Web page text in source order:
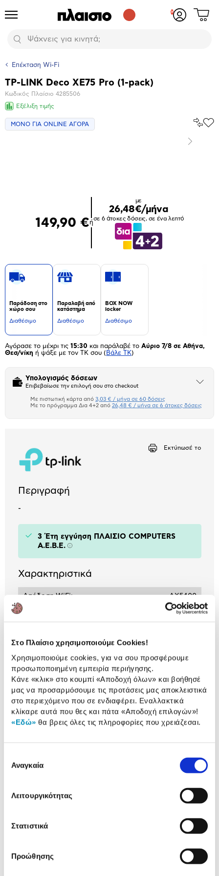
Στο Πλαίσιο χρησιμοποιούμε Cookies!
Χρησιμοποιούμε cookies, για να σου προσφέρουμε
προσωποποιημένη εμπειρία περιήγησης.
Κάνε «κλικ» στο κουμπί «Αποδοχή όλων» και βοήθησέ
μας να προσαρμόσουμε τις προτάσεις μας αποκλειστικά
στο περιεχόμενο που σε ενδιαφέρει. Εναλλακτικά
κλίκαρε αυτά που θες και πάτα «Αποδοχή επιλογών»!
«Εδώ» θα βρεις όλες τις πληροφορίες που χρειάζεσαι.
συγκατάθεσης
Αναγκαία
Λειτουργικότητας
Στατιστικά
Προώθησης
Προϊόντα
Αναζήτηση
Δες
Επέκταση Wi-Fi
Βασικά
χαρακτηριστικά
TP-LINK Deco XE75 Pro (1-pack)
Κωδικός Πλαίσιο 4285506
Εξέλιξη τιμής
ΜΟΝΟ ΓΙΑ ONLINE ΑΓΟΡΑ
Επόμενο
149,90 €ή
με
26,48€/μήνα
σε 6 άτοκες δόσεις, σε ένα λεπτό
Παράδοση στο
χώρο σου
Διαθέσιμο
Παραλαβή από
κατάστημα
Διαθέσιμο
BOX NOW
locker
Διαθέσιμο
Αγόρασε το μέχρι τις 15:30 και παράλαβέ το Αύριο 7/8 σε Αθήνα,
Θεσ/νίκη ή ψάξε με τον ΤΚ σου ( Βάλε ΤΚ)
Υπολογισμός δόσεων
Επιβεβαίωσε την επιλογή σου στο checkout
Άνοιξε
Πιστωτική κάρτα
Με πιστωτική κάρτα από 3,03 € / μήνα σε 60 δόσεις
Με το πρόγραμμα Δια 4+2 από 26,48 € / μήνα σε 6 άτοκες δόσεις
Εκτύπωσέ το
Περιγραφή
-
3 Έτη εγγύηση ΠΛΑΙΣΙΟ COMPUTERS
A.E.B.E. Πληροφορίες
Χαρακτηριστικά
Απόδοση WiFi: AX5400
2xRJ45 - 10/100/1000
(LAN) / 1 xRJ45 - 2.5
Αναλυτική
παρουσίαση
Αναλυτική παρουσίαση
Προδιαγραφές
προϊόντος
Αξιολογήσεις
Αξιολογήσεις
Δες τι κλίκαραν όσοι είδαν το ίδιο